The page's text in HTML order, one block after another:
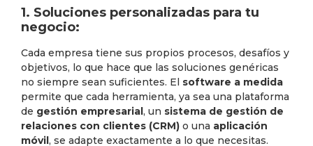
1. Soluciones personalizadas para tu
negocio:
Cada empresa tiene sus propios procesos, desafíos y
objetivos, lo que hace que las soluciones genéricas
no siempre sean suficientes. El software a medida
permite que cada herramienta, ya sea una plataforma
de gestión empresarial, un sistema de gestión de
relaciones con clientes (CRM) o una aplicación
móvil, se adapte exactamente a lo que necesitas.